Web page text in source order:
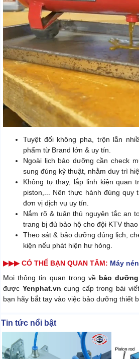
Tuyệt đối không pha, trộn lẫn
phẩm từ Brand lớn & uy tín.
Ngoài lịch bảo dưỡng cần check
sung đúng kỹ thuật, nhằm duy trì
Không tự thay, lắp linh kiện quan
piston,... Nên thực hành đúng quy
đơn vị dịch vụ uy tín.
Nắm rõ & tuân thủ nguyên tắc an
trang bị đủ bảo hộ cho đội KTV thao
Theo sát & bảo dưỡng đúng lịch,
kiện nếu phát hiện hư hỏng.
▶▶▶ CÓ THỂ BẠN QUAN TÂM: Máy
Mọi thông tin quan trọng vềbảo dưỡng
được Yenphat.vn cung cấp trong bài
bạn hãy bắt tay vào việc bảo dưỡng thiết
Tin tức nổi bật